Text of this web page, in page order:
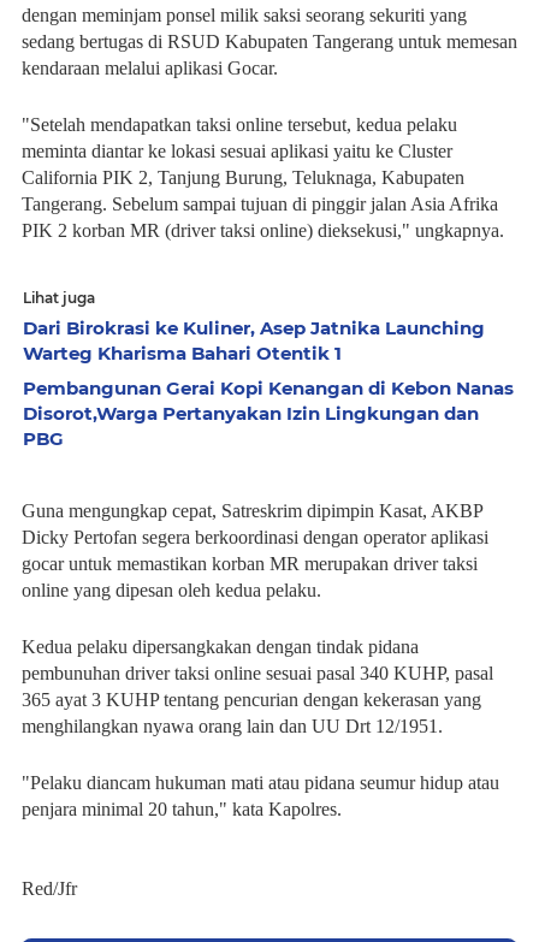
dengan meminjam ponsel milik saksi seorang sekuriti yang
sedang bertugas di RSUD Kabupaten Tangerang untuk memesan
kendaraan melalui aplikasi Gocar.
"Setelah mendapatkan taksi online tersebut, kedua pelaku
meminta diantar ke lokasi sesuai aplikasi yaitu ke Cluster
California PIK 2, Tanjung Burung, Teluknaga, Kabupaten
Tangerang. Sebelum sampai tujuan di pinggir jalan Asia Afrika
PIK 2 korban MR (driver taksi online) dieksekusi," ungkapnya.
Lihat juga
Dari Birokrasi ke Kuliner, Asep Jatnika Launching
Warteg Kharisma Bahari Otentik 1
Pembangunan Gerai Kopi Kenangan di Kebon Nanas
Disorot,Warga Pertanyakan Izin Lingkungan dan
PBG
Guna mengungkap cepat, Satreskrim dipimpin Kasat, AKBP
Dicky Pertofan segera berkoordinasi dengan operator aplikasi
gocar untuk memastikan korban MR merupakan driver taksi
online yang dipesan oleh kedua pelaku.
Kedua pelaku dipersangkakan dengan tindak pidana
pembunuhan driver taksi online sesuai pasal 340 KUHP, pasal
365 ayat 3 KUHP tentang pencurian dengan kekerasan yang
menghilangkan nyawa orang lain dan UU Drt 12/1951.
"Pelaku diancam hukuman mati atau pidana seumur hidup atau
penjara minimal 20 tahun," kata Kapolres.
Red/Jfr